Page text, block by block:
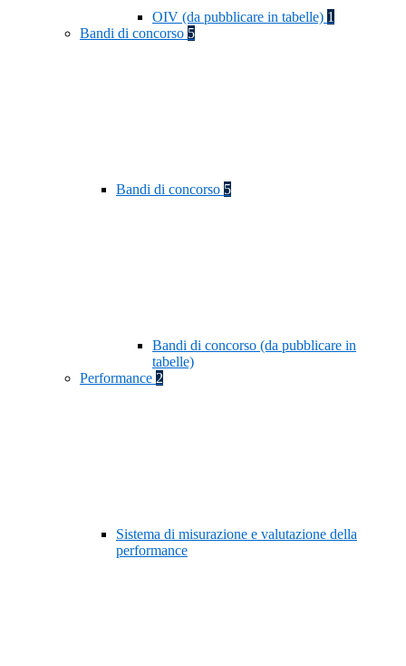
OIV (da pubblicare in tabelle) 1
Bandi di concorso 5
Bandi di concorso 5
Bandi di concorso (da pubblicare in
tabelle)
Performance 2
Sistema di misurazione e valutazione della
performance